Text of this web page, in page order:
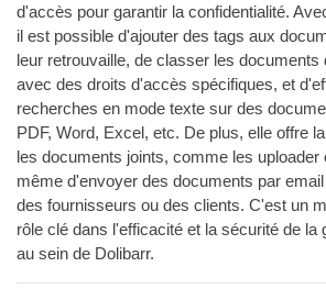
d'accès pour garantir la confidentialité.
il est possible d'ajouter des tags aux
leur retrouvaille, de classer les documents
avec des droits d'accès spécifiques, et
recherches en mode texte sur des
PDF, Word, Excel, etc. De plus, elle offre
les documents joints, comme les uploader
même d'envoyer des documents par
des fournisseurs ou des clients. C'est un
rôle clé dans l'efficacité et la sécurité de la
au sein de Dolibarr.